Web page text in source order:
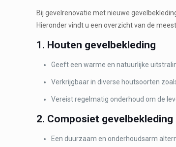
Bij gevelrenovatie met nieuwe
Hieronder vindt u een overzicht van de
1. Houten gevelbekleding
Geeft een warme en natuurlijke
Verkrijgbaar in diverse houtsoorten
Vereist regelmatig onderhoud om de
2. Composiet gevelbekleding
Een duurzaam en onderhoudsarm